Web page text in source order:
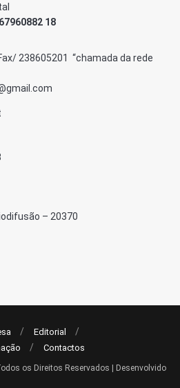
18
238605201 “chamada da rede
– 20370
Editorial
Contactos
os Direitos Reservados | Desenvolvido